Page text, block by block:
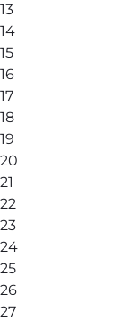
13
14
15
16
17
18
19
20
21
22
23
24
25
26
27